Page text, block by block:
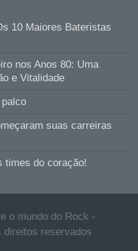
10 Maiores Bateristas
nos Anos 80: Uma
e Vitalidade
suas carreiras
times do coração!
o mundo do Rock -
direitos reservados